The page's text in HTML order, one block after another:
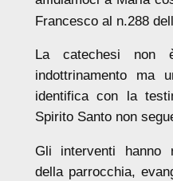
Francesco al n.288
La catechesi
indottrinamento ma
identifica con la
Spirito Santo non
Gli interventi hanno
della parrocchia,